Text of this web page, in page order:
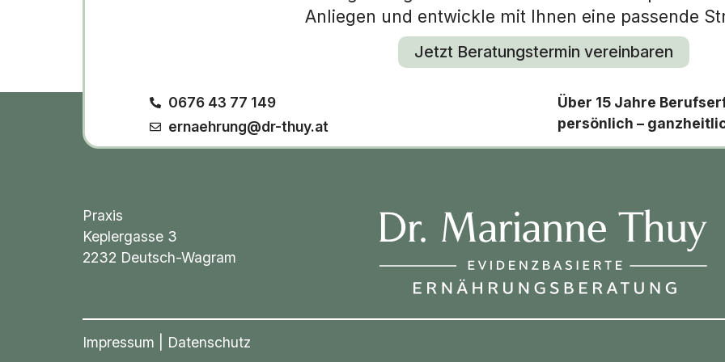
Anliegen und entwickle mit Ihnen eine passende
Jetzt Beratungstermin vereinbaren
0676 43 77 149
ernaehrung@dr-thuy.at
Über 15 Jahre
persönlich –
Praxis
Keplergasse 3
2232 Deutsch-Wagram
Impressum Datenschutz